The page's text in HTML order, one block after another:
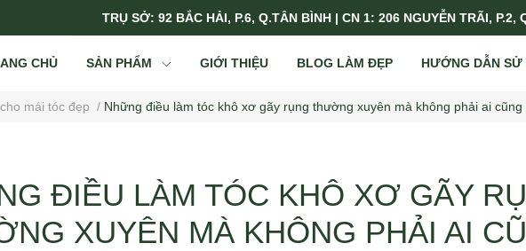
TRỤ SỞ: 92 BẮC HẢI, P.6, Q.TÂN BÌNH | CN 1: 206 NGUYỄN TRÃI, P.2,
CHỦ SẢN PHẨM GIỚI THIỆU BLOG LÀM ĐẸP HƯỚNG DẪN SỬ
mái tóc đẹp / Những điều làm tóc khô xơ gãy rụng thường xuyên mà không phải ai cũng
ĐIỀU LÀM TÓC KHÔ XƠ GÃY
XUYÊN MÀ KHÔNG PHẢI AI